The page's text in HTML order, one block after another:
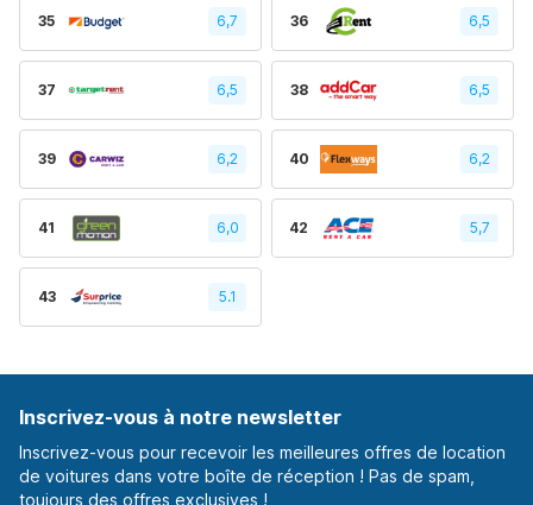
35 6,7 36 6,5
37 6,5 38 6,5
39 6,2 40 6,2
41 6,0 42 5,7
43 5.1
Inscrivez-vous à notre newsletter
Inscrivez-vous pour recevoir les meilleures offres de location
de voitures dans votre boîte de réception ! Pas de spam,
toujours des offres exclusives !